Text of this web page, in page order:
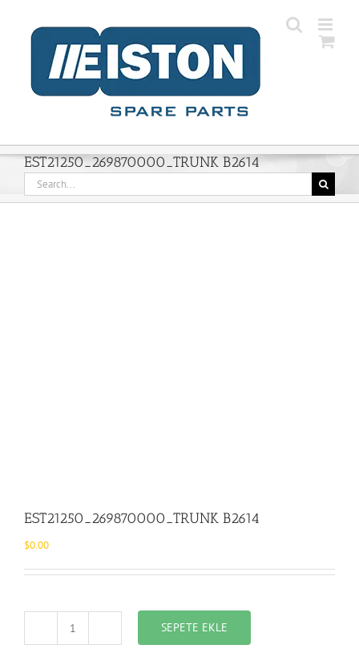
content
EST21250_269870000_TRUNK B2614
Search
for:
EST21250_269870000_TRUNK B2614
$0.00
EST21250_269870000_TRUNK
B2614
SEPETE EKLE